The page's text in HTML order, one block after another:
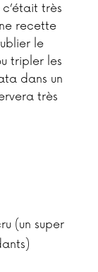
très
recette
le
tripler les
dans un
très
(un super